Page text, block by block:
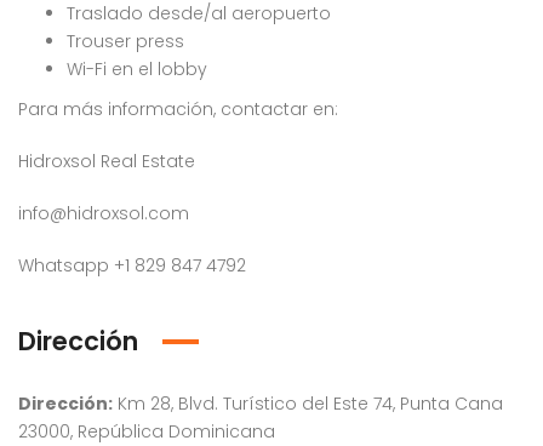
Traslado desde/al aeropuerto
Trouser press
Wi-Fi en el lobby
Para más información, contactar en:
Hidroxsol Real Estate
info@hidroxsol.com
Whatsapp +1 829 847 4792
Dirección
Dirección: Km 28, Blvd. Turístico del Este 74, Punta Cana
23000, República Dominicana